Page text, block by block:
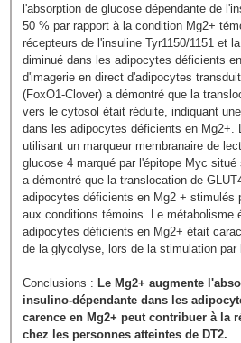
l'absorption de glucose dépendante de
50 % par rapport à la condition Mg2+
récepteurs de l'insuline Tyr1150/1151 et
diminué dans les adipocytes déficients
d'imagerie en direct d'adipocytes
(FoxO1-Clover) a démontré que la
vers le cytosol était réduite, indiquant
dans les adipocytes déficients en Mg2+.
utilisant un marqueur membranaire de
glucose 4 marqué par l'épitope Myc situé
a démontré que la translocation de
adipocytes déficients en Mg2 + stimulés
aux conditions témoins. Le métabolisme
adipocytes déficients en Mg2+ était
de la glycolyse, lors de la stimulation par
Conclusions : Le Mg2+ augmente
insulino-dépendante dans les
carence en Mg2+ peut contribuer à la
chez les personnes atteintes de DT2.